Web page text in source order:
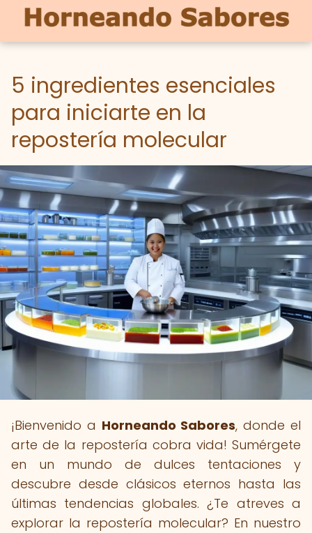
5 ingredientes esenciales
para iniciarte en la
repostería molecular
¡Bienvenido a Horneando Sabores, donde el
arte de la repostería cobra vida! Sumérgete
en un mundo de dulces tentaciones y
descubre desde clásicos eternos hasta las
últimas tendencias globales. ¿Te atreves a
explorar la repostería molecular? En nuestro